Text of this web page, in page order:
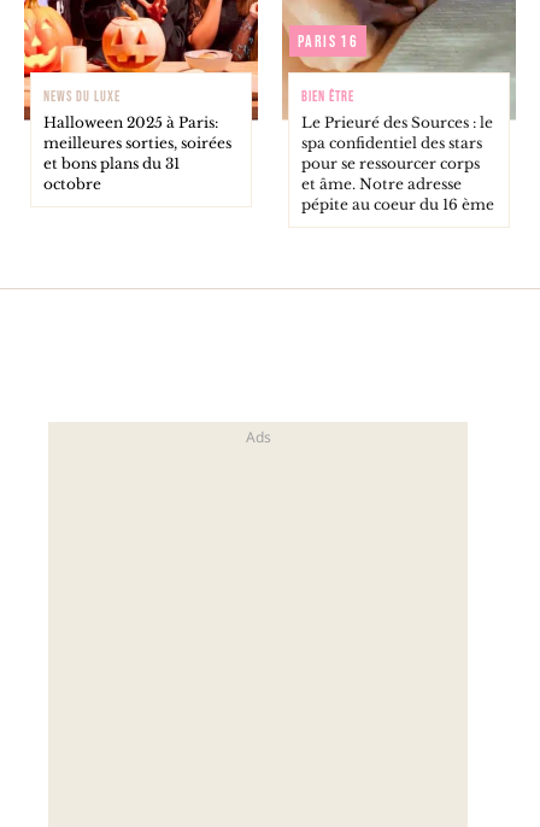
NEWS DU LUXE
Halloween 2025 à Paris:
meilleures sorties, soirées
et bons plans du 31
octobre
Paris 16
BIEN ÊTRE
Le Prieuré des Sources : le
spa confidentiel des stars
pour se ressourcer corps
et âme. Notre adresse
pépite au coeur du 16 ème